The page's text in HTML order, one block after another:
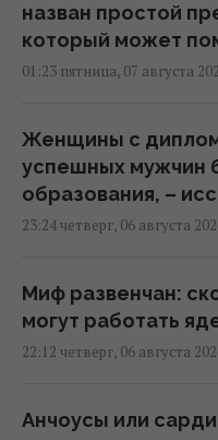
назван простой
который может
01:23 пятница, 07 августа
Женщины с
успешных мужчин
образования, –
23:24 четверг, 06 августа
Миф развенчан:
могут работать
22:12 четверг, 06 августа
Анчоусы или